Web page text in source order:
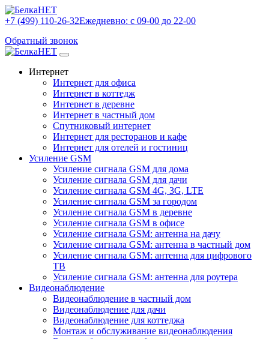
+7 (499) 110-26-32Ежедневно: с 09-00 до 22-00
Обратный звонок
Интернет
Интернет для офиса
Интернет в коттедж
Интернет в деревне
Интернет в частный дом
Спутниковый интернет
Интернет для ресторанов и кафе
Интернет для отелей и гостиниц
Усиление GSM
Усиление сигнала GSM для дома
Усиление сигнала GSM для дачи
Усиление сигнала GSM 4G, 3G, LTE
Усиление сигнала GSM за городом
Усиление сигнала GSM в деревне
Усиление сигнала GSM в офисе
Усиление сигнала GSM: антенна на дачу
Усиление сигнала GSM: антенна в частный дом
Усиление сигнала GSM: антенна для цифрового
ТВ
Усиление сигнала GSM: антенна для роутера
Видеонаблюдение
Видеонаблюдение в частный дом
Видеонаблюдение для дачи
Видеонаблюдение для коттеджа
Монтаж и обслуживание видеонаблюдения